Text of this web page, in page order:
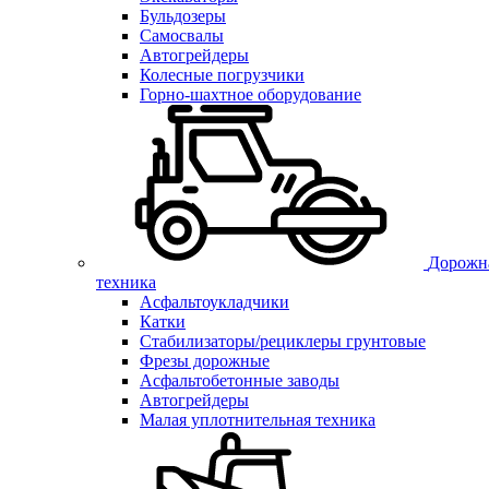
Бульдозеры
Самосвалы
Автогрейдеры
Колесные погрузчики
Горно-шахтное оборудование
техника
Асфальтоукладчики
Катки
Стабилизаторы/рециклеры грунтовые
Фрезы дорожные
Асфальтобетонные заводы
Автогрейдеры
Малая уплотнительная техника